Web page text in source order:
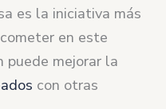
es la iniciativa más
en este
puede mejorar la
con otras